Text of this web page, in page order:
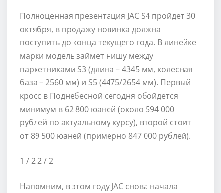
Полноценная презентация JAC S4 пройдет 30
октября, в продажу новинка должна
поступить до конца текущего года. В линейке
марки модель займет нишу между
паркетниками S3 (длина – 4345 мм, колесная
база – 2560 мм) и S5 (4475/2654 мм). Первый
кросс в Поднебесной сегодня обойдется
минимум в 62 800 юаней (около 594 000
рублей по актуальному курсу), второй стоит
от 89 500 юаней (примерно 847 000 рублей).
1 / 22/ 2
Напомним, в этом году JAC снова начала